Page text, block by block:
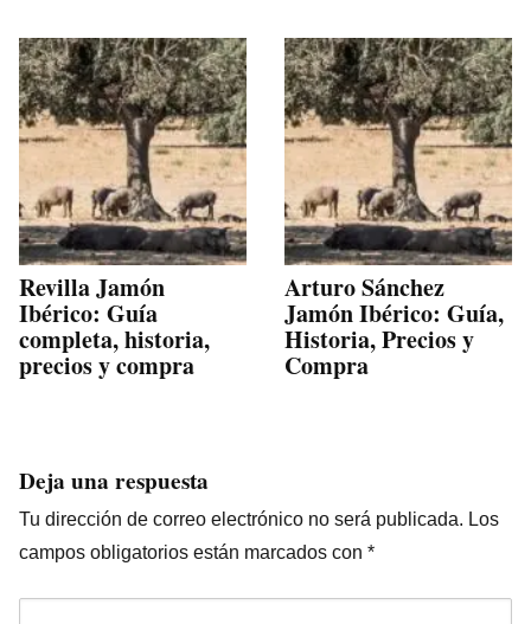
Revilla Jamón
Ibérico: Guía
completa, historia,
precios y compra
Arturo Sánchez
Jamón Ibérico: Guía,
Historia, Precios y
Compra
Deja una respuesta
Tu dirección de correo electrónico no será publicada. Los
campos obligatorios están marcados con *